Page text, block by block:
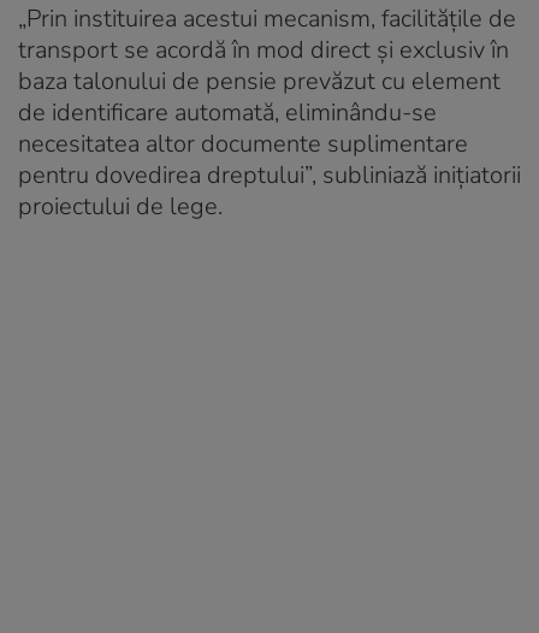
„Prin instituirea acestui mecanism, facilitățile de
transport se acordă în mod direct și exclusiv în
baza talonului de pensie prevăzut cu element
de identificare automată, eliminându-se
necesitatea altor documente suplimentare
pentru dovedirea dreptului”, subliniază inițiatorii
proiectului de lege.